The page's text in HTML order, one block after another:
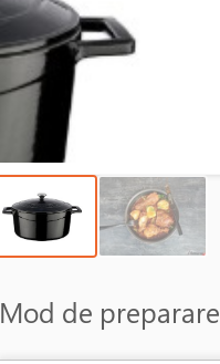
Mod de preparare